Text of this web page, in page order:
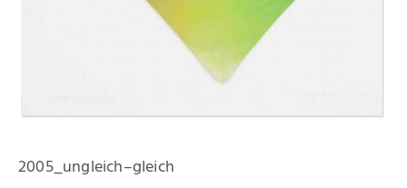
Neuzugänge
Sammlungsobjekte
Kataloge
Raimer Jochims
2005_ungleich–gleich